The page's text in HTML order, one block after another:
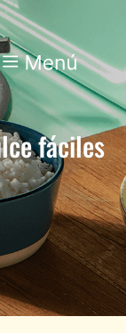
fáciles